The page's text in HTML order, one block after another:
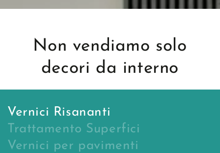
Non vendiamo solo
decori da interno
Vernici Risananti
Trattamento Superfici
Vernici per pavimenti